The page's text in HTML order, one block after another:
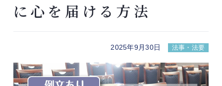
に心を届ける方法
2025年9月30日 法事・法要